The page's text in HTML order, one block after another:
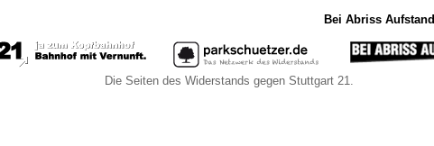
Bei Abriss Aufstand
Die Seiten des Widerstands gegen Stuttgart 21.